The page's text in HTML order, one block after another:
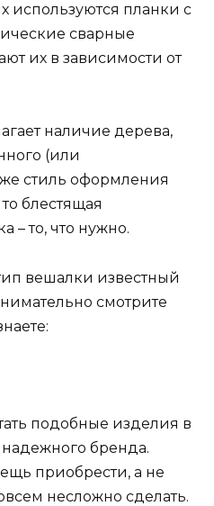
используются планки с
сварные
их в зависимости от
наличие дерева,
(или
стиль оформления
блестящая
– то, что нужно.
вешалки известный
смотрите
подобные изделия в
бренда.
приобрести, а не
несложно сделать.